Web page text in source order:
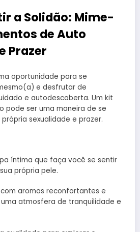
a Solidão: Mime-
de Auto
Prazer
oportunidade para se
e desfrutar de
e autodescoberta. Um kit
pode ser uma maneira de se
sexualidade e prazer.
íntima que faça você se sentir
própria pele.
aromas reconfortantes e
atmosfera de tranquilidade e